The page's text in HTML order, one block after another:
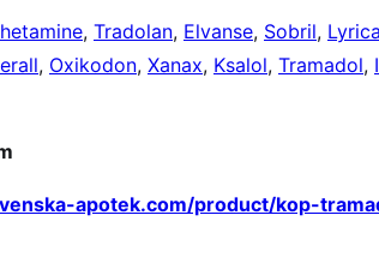
, Tradolan, Elvanse, Sobril, Lyrica
, Oxikodon, Xanax, Ksalol, Tramadol,
apotek.com/product/kop-